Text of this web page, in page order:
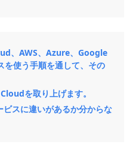
、AWS、Azure、Google
使う手順を通して、その
を取り上げます。
スに違いがあるか分からな